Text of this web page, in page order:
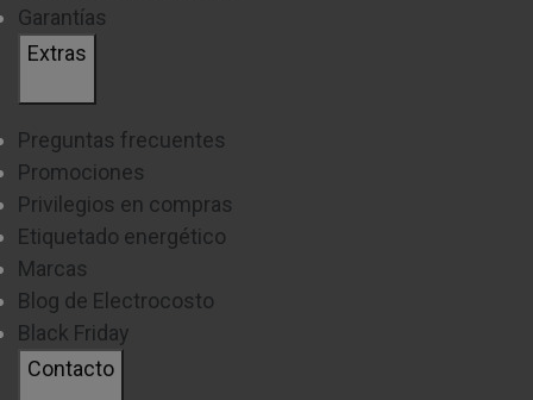
Garantías
Extras
Preguntas frecuentes
Promociones
Privilegios en compras
Etiquetado energético
Marcas
Blog de Electrocosto
Black Friday
Contacto